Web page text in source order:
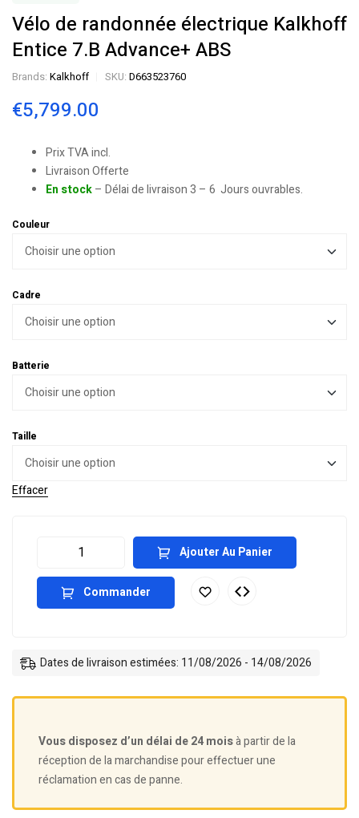
Vélo de randonnée électrique Kalkhoff
Entice 7.B Advance+ ABS
Brands: Kalkhoff SKU: D663523760
€5,799.00
Prix TVA incl.
Livraison Offerte
En stock– Délai de livraison 3 – 6 Jours ouvrables.
Couleur
Cadre
Batterie
Taille
Effacer
Ajouter Au Panier
Commander
Dates de livraison estimées: 11/08/2026 - 14/08/2026
Vous disposez d’un délai de 24 moisà partir de la
réception de la marchandise pour effectuer une
réclamation en cas de panne.